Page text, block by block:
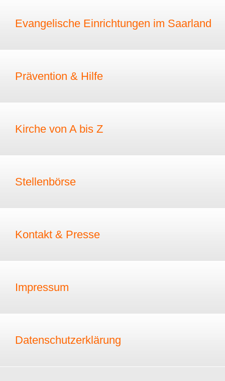
Evangelische Einrichtungen im Saarland
Prävention & Hilfe
Kirche von A bis Z
Stellenbörse
Kontakt & Presse
Impressum
Datenschutzerklärung